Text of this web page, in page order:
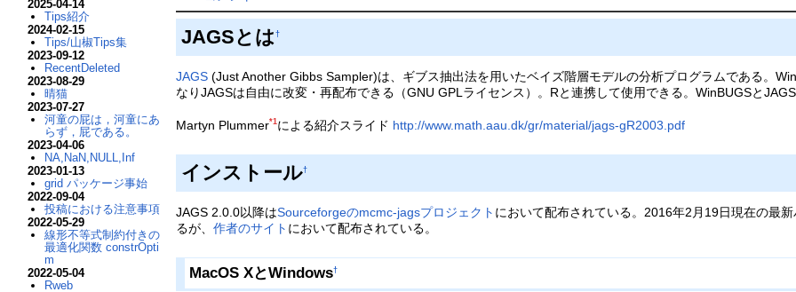
JAGSとは†
JAGS(Just Another Gibbs Sampler)は、ギブス抽出法を用いたベイズ階層モデルの分析プログラムである。
なりJAGSは自由に改変・再配布できる（GNU GPLライセンス）。Rと連携して使用できる。WinBUGSと
Martyn Plummer*1 による紹介スライド http://www.math.aau.dk/gr/material/jags-gR2003.pdf
インストール†
JAGS 2.0.0以降はSourceforgeのmcmc-jagsプロジェクト において配布されている。2016年2月19日現在の最
るが、 作者のサイト において配布されている。
MacOS XとWindows†
2025-04-14
Tips紹介
2024-02-15
Tips/山椒Tips集
2023-09-12
RecentDeleted
2023-08-29
晴猫
2023-07-27
河童の屁は，河童にあ
らず，屁である。
2023-04-06
NA,NaN,NULL,Inf
2023-01-13
grid パッケージ事始
2022-09-04
投稿における注意事項
2022-05-29
線形不等式制約付きの
最適化関数 constrOpti
m
2022-05-04
Rweb